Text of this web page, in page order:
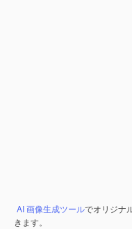
AI 画像生成ツールでオリジナ
きます。